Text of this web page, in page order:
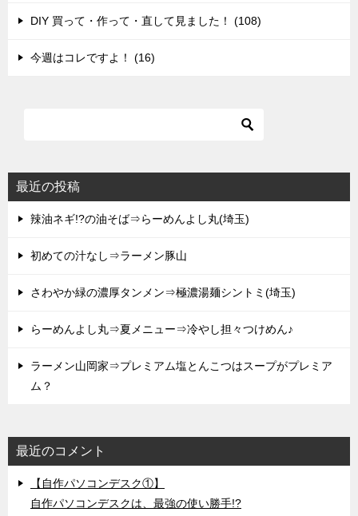
DIY 買って・作って・直して見ました！ (108)
今週はコレですよ！ (16)
最近の投稿
辣油ネギ!?の油そば⇒らーめんよし丸(埼玉)
初めての汁なし⇒ラーメン豚山
さわやか緑の濃厚タンメン⇒極濃湯麺シントミ(埼玉)
らーめんよし丸⇒夏メニュー⇒冷やし担々つけめん♪
ラーメン山岡家⇒プレミアム塩とんこつはスープがプレミア
ム？
最近のコメント
【自作パソコンデスク①】
自作パソコンデスクは、最強の使い勝手!?